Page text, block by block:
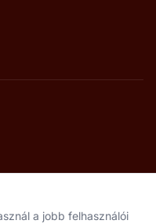
a jobb felhasználói